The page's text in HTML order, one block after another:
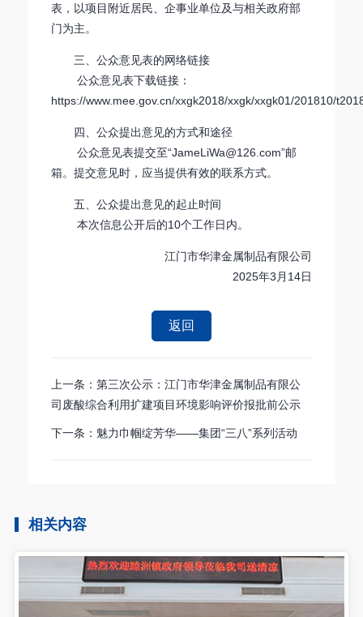
表，以项目附近居民、企事业单位及与相关政府部
门为主。
三、公众意见表的网络链接
公众意见表下载链接：
https://www.mee.gov.cn/xxgk2018/xxgk/xxgk01/201810/
四、公众提出意见的方式和途径
公众意见表提交至“JameLiWa@126.com”邮
箱。提交意见时，应当提供有效的联系方式。
五、公众提出意见的起止时间
本次信息公开后的10个工作日内。
江门市华津金属制品有限公司
2025年3月14日
返回
上一条：第三次公示：江门市华津金属制品有限公
司废酸综合利用扩建项目环境影响评价报批前公示
下一条：魅力巾帼绽芳华——集团“三八”系列活动
相关内容